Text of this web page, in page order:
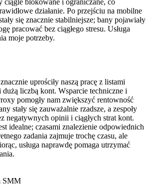
ciągle blokowane i ograniczane, co
działanie. Po przejściu na mobilne
się znacznie stabilniejsze; bany pojawiały
pracować bez ciągłego stresu. Usługa
moje potrzeby.
uprościły naszą pracę z listami
liczbą kont. Wsparcie techniczne i
pomogły nam zwiększyć rentowność
stały się zauważalnie rzadsze, a zespoły
negatywnych opinii i ciągłych strat kont.
idealne; czasami znalezienie odpowiednich
zadania zajmuje trochę czasu, ale
usługa naprawdę pomaga utrzymać
SMM